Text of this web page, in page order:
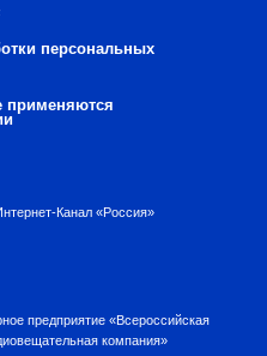
персональных
применяются
Канал «Россия»
предприятие «Всероссийская
компания»